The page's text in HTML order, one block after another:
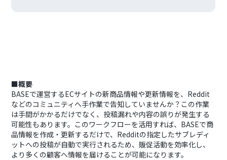
■概要
BASEで運営するECサイトの新商品情報や更新情報を、Reddit
などのコミュニティへ手作業で告知していませんか？この作業
は手間がかかるだけでなく、投稿漏れや内容の誤りが発生する
可能性もあります。このワークフローを活用すれば、BASEで商
品情報を作成・更新するだけで、Redditの指定したサブレディ
ットへの投稿が自動で実行されるため、販促活動を効率化し、
より多くの顧客へ情報を届けることが可能になります。